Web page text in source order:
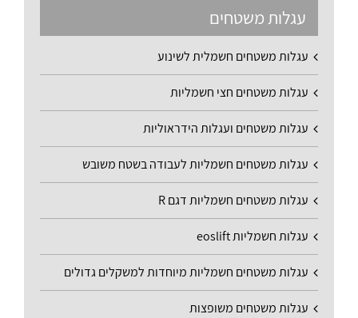
עגלות משטחים
עגלות משטחים חשמלית לשינוע
עגלות משטחים חצי חשמליות
עגלות משטחים ועגלות הידראוליות
עגלות משטחים חשמליות לעבודה בשטח משובש
עגלות משטחים חשמליות דגם R
עגלות חשמליות eoslift
עגלות משטחים חשמליות מיוחדות למשקלים גדולים
עגלות משטחים משופצות